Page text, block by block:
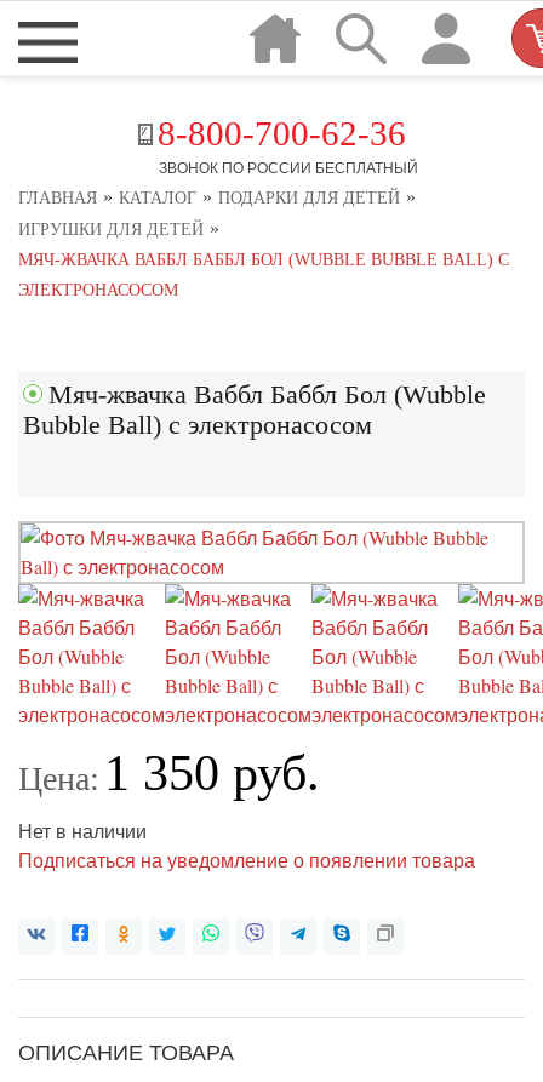
8-800-700-62-36
ЗВОНОК ПО РОССИИ БЕСПЛАТНЫЙ
ГЛАВНАЯ » КАТАЛОГ » ПОДАРКИ ДЛЯ ДЕТЕЙ »
ИГРУШКИ ДЛЯ ДЕТЕЙ »
МЯЧ-ЖВАЧКА ВАББЛ БАББЛ БОЛ (WUBBLE BUBBLE BALL) С
ЭЛЕКТРОНАСОСОМ
Мяч-жвачка Ваббл Баббл Бол (Wubble
Bubble Ball) с электронасосом
Цена: 1 350 руб.
Нет в наличии
Подписаться на уведомление о появлении товара
ОПИСАНИЕ ТОВАРА